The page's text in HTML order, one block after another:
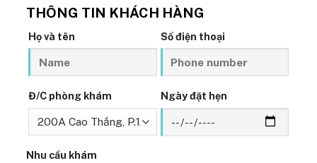
THÔNG TIN KHÁCH HÀNG
Họ và tên Số điện thoại
Đ/C phòng khám Ngày đặt hẹn
Nhu cầu khám